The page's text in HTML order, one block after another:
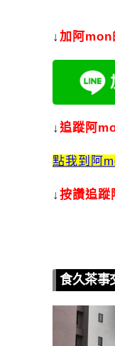
↓加 阿
↓追蹤阿
點我到阿
↓按讚追蹤
食久茶事